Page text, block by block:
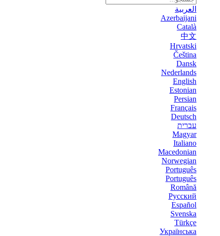
العربية
Azerbaijani
Català
中文
Hrvatski
Čeština
Dansk
Nederlands
English
Estonian
Persian
Français
Deutsch
עברית
Magyar
Italiano
Macedonian
Norwegian
Português
Português
Română
Русский
Español
Svenska
Türkçe
Українська